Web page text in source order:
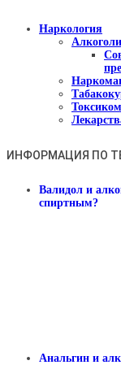
Наркология
ИНФОРМАЦИЯ ПО
Валидол и
спиртным?
Анальгин и